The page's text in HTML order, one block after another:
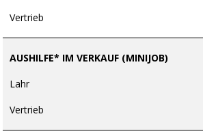
Vertrieb
AUSHILFE* IM VERKAUF (MINIJOB)
Lahr
Vertrieb